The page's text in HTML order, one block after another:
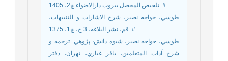
تلخيص المحصل بيروت دارالاضواء چ2، 1405. #
طوسي، خواجه نصير، شرح الاشارات و التنبيهات،
قم، نشر البلاغه، 3 ج، چ1، 1375. #
طوسي، خواجه نصير، شيوه دانش¬پژوهي: ترجمه و
شرح آداب المتعلمين، باقر غباري، تهران، دفتر